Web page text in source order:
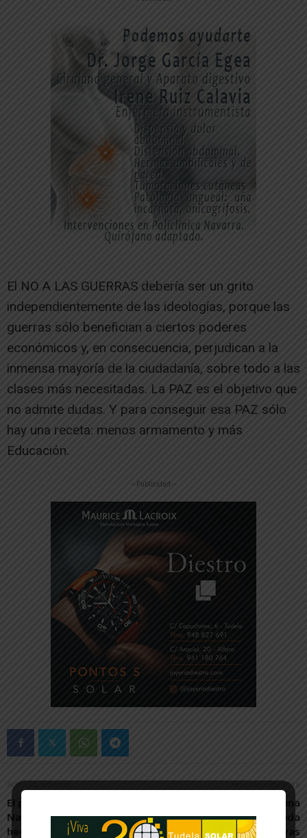
El NO A LAS GUERRAS debería ser un grito
independientemente de las ideologías, porque las
guerras sólo benefician a ciertos poderes
económicos y, en consecuencia, perjudican a la
inmensa mayoría de la ciudadanía, sobre todo a las
clases más necesitadas. La PAZ es el objetivo que
no admite dudas. Y para conseguir esa PAZ sólo
hay una receta: menos armamento y más
Educación.
-- Publicidad --
Artículo anterior
El proyecto “TUI Forest
Navarra” restaurará 91
hectáreas afectadas por
Artículo siguiente
Tudela prepara una
Semana Santa marcada
por la tradición y nuevas